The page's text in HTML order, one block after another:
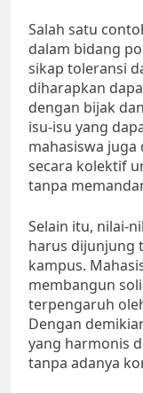
Salah satu
dalam bidang
sikap toleransi
diharapkan
dengan bijak
isu-isu yang
mahasiswa
secara kolektif
tanpa
Selain itu, nilai-
harus dijunjung
kampus.
membangun
terpengaruh
Dengan
yang harmonis
tanpa adanya